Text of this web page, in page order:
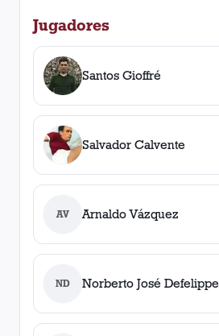
Jugadores
Santos Gioffré
Salvador Calvente
AV Arnaldo Vázquez
ND Norberto José Defelippe